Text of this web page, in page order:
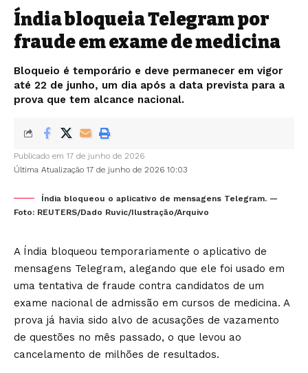
Índia bloqueia Telegram por
fraude em exame de medicina
Bloqueio é temporário e deve permanecer em vigor
até 22 de junho, um dia após a data prevista para a
prova que tem alcance nacional.
Última Atualização 17 de junho de 2026 10:03
Publicado em 17 de junho de 2026
Índia bloqueou o aplicativo de mensagens Telegram. —
Foto: REUTERS/Dado Ruvic/Ilustração/Arquivo
A Índia bloqueou temporariamente o aplicativo de
mensagens Telegram, alegando que ele foi usado em
uma tentativa de fraude contra candidatos de um
exame nacional de admissão em cursos de medicina. A
prova já havia sido alvo de acusações de vazamento
de questões no mês passado, o que levou ao
cancelamento de milhões de resultados.